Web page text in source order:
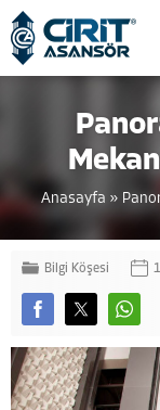
Anasayfa »
Bilgi Köşesi